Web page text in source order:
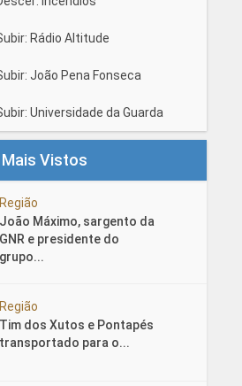
Rádio Altitude
João Pena Fonseca
Universidade da Guarda
Mais Vistos
Região
João Máximo, sargento da
GNR e presidente do
grupo...
Região
Tim dos Xutos e Pontapés
transportado para o...